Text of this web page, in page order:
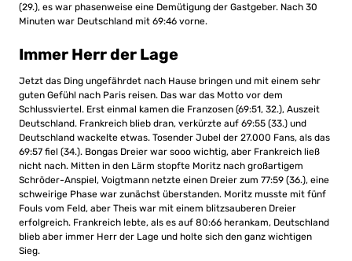
(29.), es war phasenweise eine Demütigung der Gastgeber. Nach 30
Minuten war Deutschland mit 69:46 vorne.
Immer Herr der Lage
Jetzt das Ding ungefährdet nach Hause bringen und mit einem sehr
guten Gefühl nach Paris reisen. Das war das Motto vor dem
Schlussviertel. Erst einmal kamen die Franzosen (69:51, 32.), Auszeit
Deutschland. Frankreich blieb dran, verkürzte auf 69:55 (33.) und
Deutschland wackelte etwas. Tosender Jubel der 27.000 Fans, als das
69:57 fiel (34.). Bongas Dreier war sooo wichtig, aber Frankreich ließ
nicht nach. Mitten in den Lärm stopfte Moritz nach großartigem
Schröder-Anspiel, Voigtmann netzte einen Dreier zum 77:59 (36.), eine
schweirige Phase war zunächst überstanden. Moritz musste mit fünf
Fouls vom Feld, aber Theis war mit einem blitzsauberen Dreier
erfolgreich. Frankreich lebte, als es auf 80:66 herankam, Deutschland
blieb aber immer Herr der Lage und holte sich den ganz wichtigen
Sieg.